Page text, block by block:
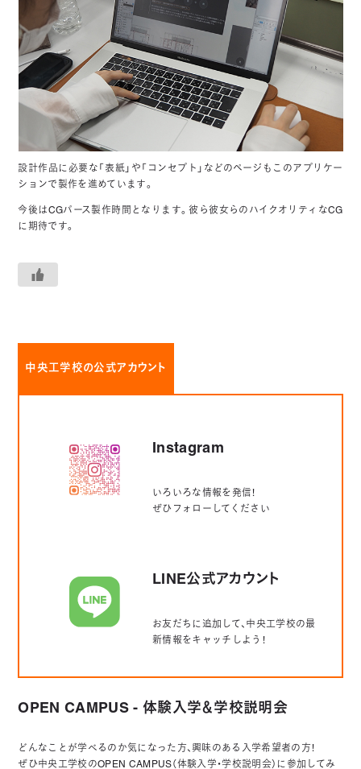
設計作品に必要な「表紙」や「コンセプト」などのページもこのアプリケー
ションで製作を進めています。
今後はCGパース製作時間となります。彼ら彼女らのハイクオリティなCG
に期待です。
中央工学校の公式アカウント
Instagram
いろいろな情報を発信！
ぜひフォローしてください
LINE公式アカウント
お友だちに追加して、中央工学校の最
新情報をキャッチしよう！
OPEN CAMPUS - 体験入学＆学校説明会
どんなことが学べるのか気になった方、興味のある入学希望者の方！
ぜひ中央工学校のOPEN CAMPUS（体験入学・学校説明会）に参加してみ